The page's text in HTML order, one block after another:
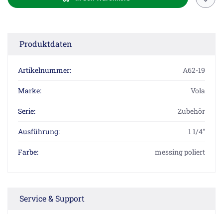
Produktdaten
Artikelnummer: A62-19
Marke: Vola
Serie: Zubehör
Ausführung: 1 1/4"
Farbe: messing poliert
Service & Support